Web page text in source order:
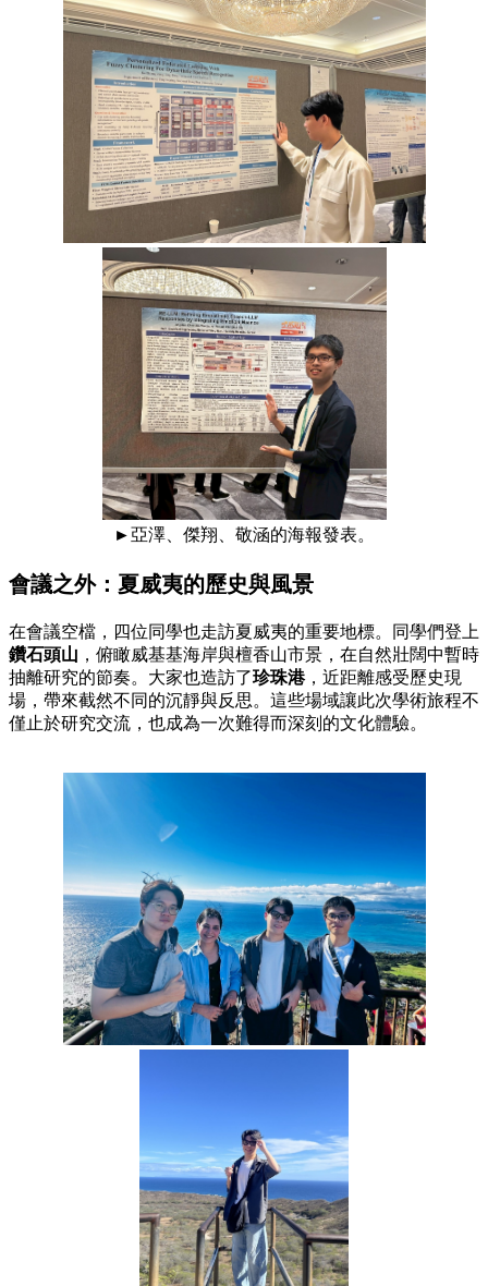
►亞澤、傑翔、敬涵的海報發表。
會議之外：夏威夷的歷史與風景
在會議空檔，四位同學也走訪夏威夷的重要地標。同學們登上
鑽石頭山 ，俯瞰威基基海岸與檀香山市景，在自然壯闊中暫時
抽離研究的節奏。大家也造訪了珍珠港，近距離感受歷史現
場，帶來截然不同的沉靜與反思。這些場域讓此次學術旅程不
僅止於研究交流，也成為一次難得而深刻的文化體驗。